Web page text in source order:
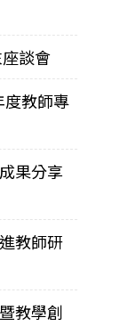
談會
教師專
果分享
教師研
教學創